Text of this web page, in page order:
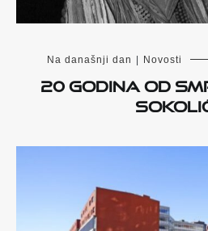
Na današnji dan Novosti
20 godina od